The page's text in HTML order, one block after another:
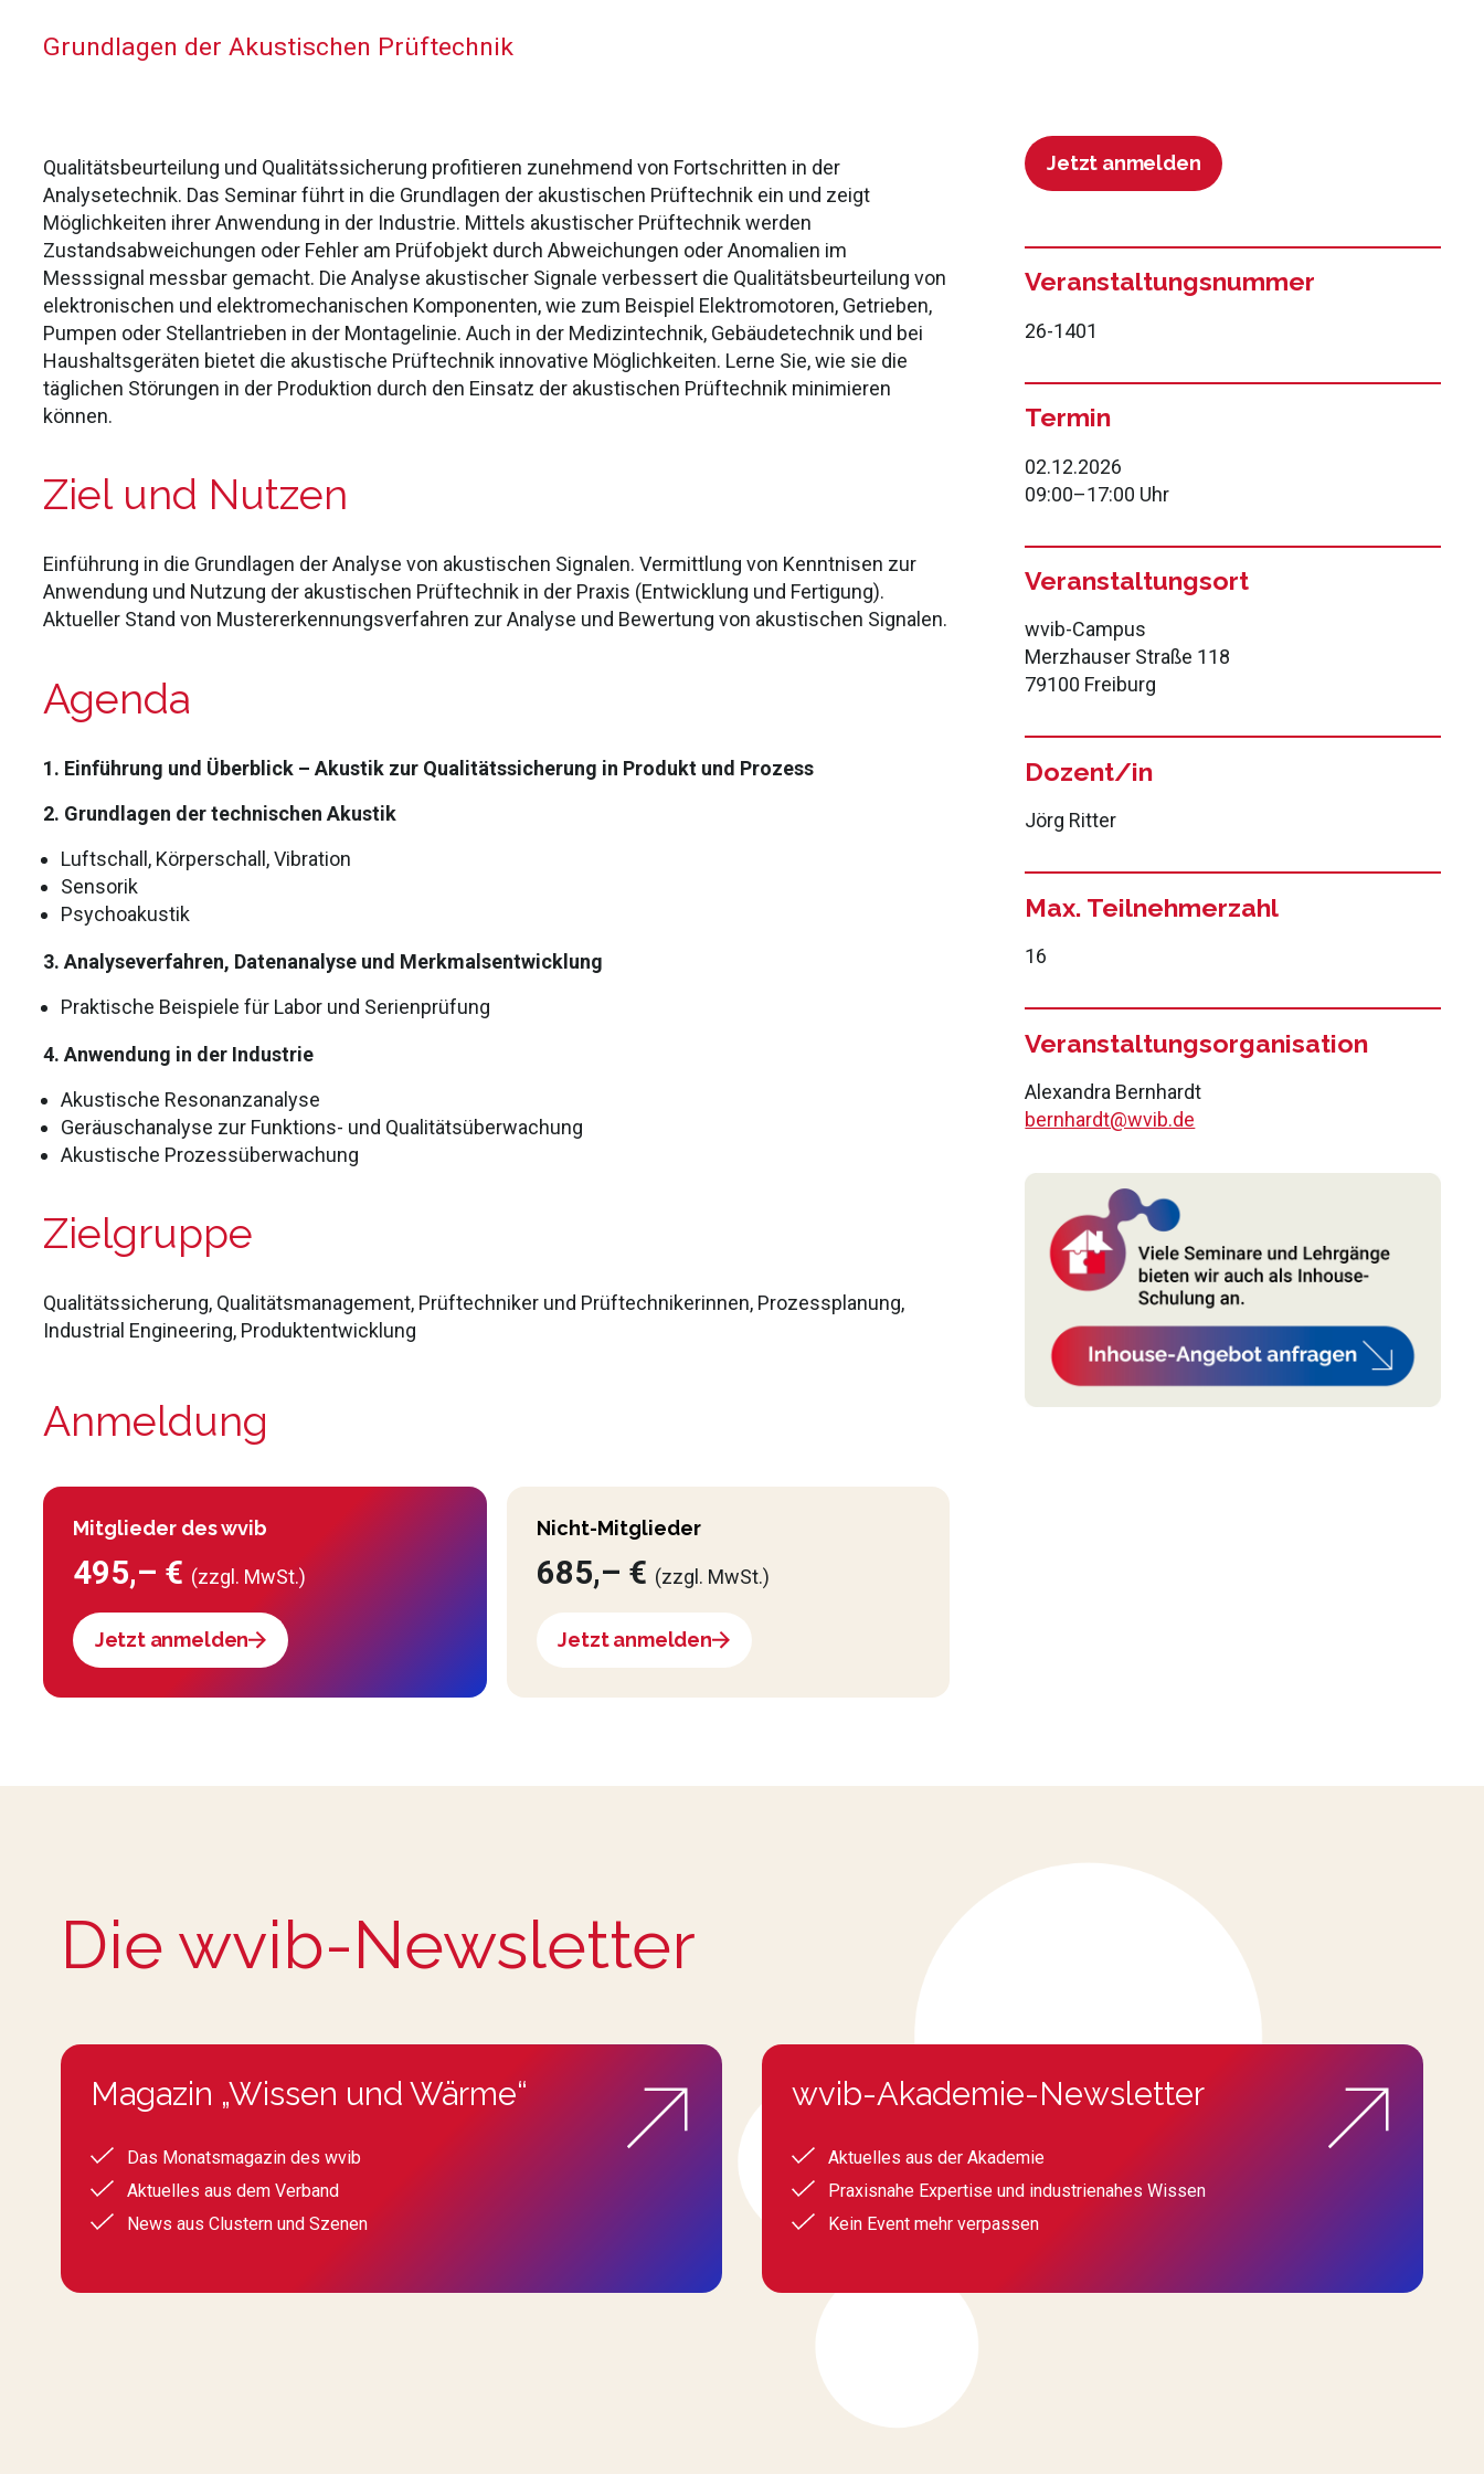
Grundlagen der Akustischen Prüftechnik
Qualitätsbeurteilung und Qualitätssicherung profitieren zunehmend von Fortschritten in der
Analysetechnik. Das Seminar führt in die Grundlagen der akustischen Prüftechnik ein und zeigt
Möglichkeiten ihrer Anwendung in der Industrie. Mittels akustischer Prüftechnik werden
Zustandsabweichungen oder Fehler am Prüfobjekt durch Abweichungen oder Anomalien im
Messsignal messbar gemacht. Die Analyse akustischer Signale verbessert die Qualitätsbeurteilung von
elektronischen und elektromechanischen Komponenten, wie zum Beispiel Elektromotoren, Getrieben,
Pumpen oder Stellantrieben in der Montagelinie. Auch in der Medizintechnik, Gebäudetechnik und bei
Haushaltsgeräten bietet die akustische Prüftechnik innovative Möglichkeiten. Lerne Sie, wie sie die
täglichen Störungen in der Produktion durch den Einsatz der akustischen Prüftechnik minimieren
können.
Ziel und Nutzen
Einführung in die Grundlagen der Analyse von akustischen Signalen. Vermittlung von Kenntnisen zur
Anwendung und Nutzung der akustischen Prüftechnik in der Praxis (Entwicklung und Fertigung).
Aktueller Stand von Mustererkennungsverfahren zur Analyse und Bewertung von akustischen Signalen.
Agenda
1. Einführung und Überblick – Akustik zur Qualitätssicherung in Produkt und Prozess
2. Grundlagen der technischen Akustik
Luftschall, Körperschall, Vibration
Sensorik
Psychoakustik
3. Analyseverfahren, Datenanalyse und Merkmalsentwicklung
Praktische Beispiele für Labor und Serienprüfung
4. Anwendung in der Industrie
Akustische Resonanzanalyse
Geräuschanalyse zur Funktions- und Qualitätsüberwachung
Akustische Prozessüberwachung
Zielgruppe
Qualitätssicherung, Qualitätsmanagement, Prüftechniker und Prüftechnikerinnen, Prozessplanung,
Industrial Engineering, Produktentwicklung
Anmeldung
Mitglieder des wvib
495,– € (zzgl. MwSt.)
Jetzt anmelden
Nicht-Mitglieder
685,– € (zzgl. MwSt.)
Jetzt anmelden
Jetzt anmelden
Veranstaltungsnummer
26-1401
Termin
02.12.2026
09:00–17:00 Uhr
Veranstaltungsort
wvib-Campus
Merzhauser Straße 118
79100 Freiburg
Dozent/in
Jörg Ritter
Max. Teilnehmerzahl
16
Veranstaltungsorganisation
Alexandra Bernhardt
bernhardt@wvib.de
Die wvib-Newsletter
Magazin „Wissen und Wärme“
Das Monatsmagazin des wvib
Aktuelles aus dem Verband
News aus Clustern und Szenen
wvib-Akademie-Newsletter
Aktuelles aus der Akademie
Praxisnahe Expertise und industrienahes Wissen
Kein Event mehr verpassen